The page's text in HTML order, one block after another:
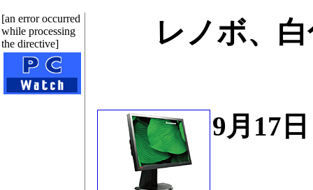
[an error occurred
while processing
the directive]
レノボ、
9月17